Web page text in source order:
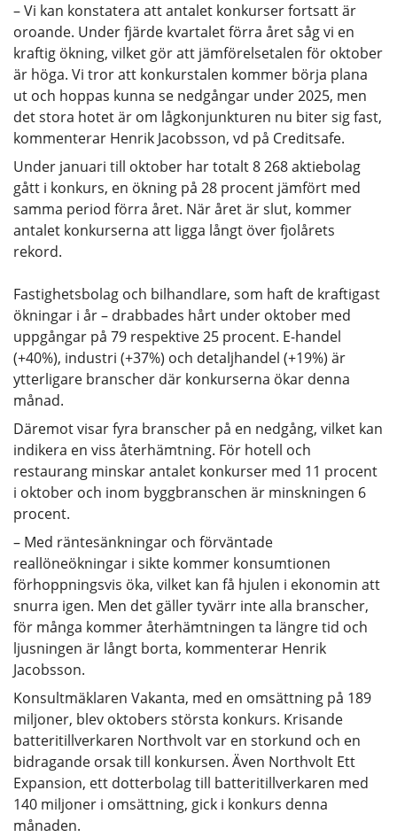
– Vi kan konstatera att antalet konkurser fortsatt är
oroande. Under fjärde kvartalet förra året såg vi en
kraftig ökning, vilket gör att jämförelsetalen för oktober
är höga. Vi tror att konkurstalen kommer börja plana
ut och hoppas kunna se nedgångar under 2025, men
det stora hotet är om lågkonjunkturen nu biter sig fast,
kommenterar Henrik Jacobsson, vd på Creditsafe.
Under januari till oktober har totalt 8 268 aktiebolag
gått i konkurs, en ökning på 28 procent jämfört med
samma period förra året. När året är slut, kommer
antalet konkurserna att ligga långt över fjolårets
rekord.
Fastighetsbolag och bilhandlare, som haft de kraftigast
ökningar i år – drabbades hårt under oktober med
uppgångar på 79 respektive 25 procent. E-handel
(+40%), industri (+37%) och detaljhandel (+19%) är
ytterligare branscher där konkurserna ökar denna
månad.
Däremot visar fyra branscher på en nedgång, vilket kan
indikera en viss återhämtning. För hotell och
restaurang minskar antalet konkurser med 11 procent
i oktober och inom byggbranschen är minskningen 6
procent.
– Med räntesänkningar och förväntade
reallöneökningar i sikte kommer konsumtionen
förhoppningsvis öka, vilket kan få hjulen i ekonomin att
snurra igen. Men det gäller tyvärr inte alla branscher,
för många kommer återhämtningen ta längre tid och
ljusningen är långt borta, kommenterar Henrik
Jacobsson.
Konsultmäklaren Vakanta, med en omsättning på 189
miljoner, blev oktobers största konkurs. Krisande
batteritillverkaren Northvolt var en storkund och en
bidragande orsak till konkursen. Även Northvolt Ett
Expansion, ett dotterbolag till batteritillverkaren med
140 miljoner i omsättning, gick i konkurs denna
månaden.